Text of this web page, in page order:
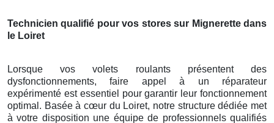
Technicien qualifié pour vos stores sur Mignerette dans
le Loiret
Lorsque vos volets roulants présentent des
dysfonctionnements, faire appel à un réparateur
expérimenté est essentiel pour garantir leur fonctionnement
optimal. Basée à cœur du Loiret, notre structure dédiée met
à votre disposition une équipe de professionnels qualifiés